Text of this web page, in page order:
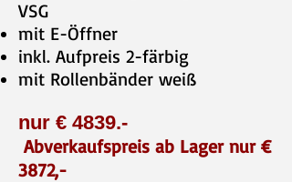
VSG
mit E-Öffner
inkl. Aufpreis 2-färbig
mit Rollenbänder weiß
nur € 4839.-
Abverkaufspreis ab Lager nur €
3872,-